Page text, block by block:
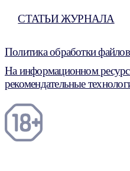
СТАТЬИ ЖУРНАЛА
Политика обработки
На информационном
рекомендательные